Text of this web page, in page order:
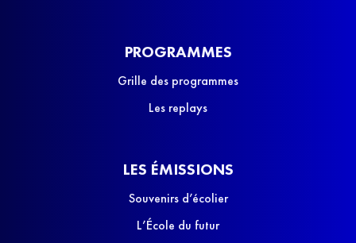
PROGRAMMES
Grille des programmes
Les replays
LES ÉMISSIONS
Souvenirs d’écolier
L’École du futur